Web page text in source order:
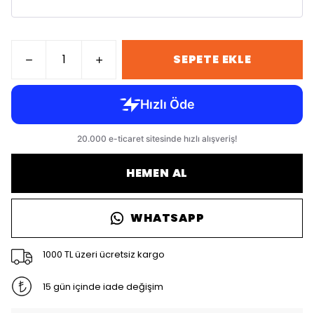
SEPETE EKLE
HEMEN AL
WHATSAPP
1000 TL üzeri ücretsiz kargo
15 gün içinde iade değişim